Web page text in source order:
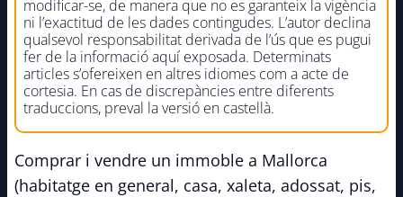
modificar-se, de manera que no es garanteix la vigència
ni l’exactitud de les dades contingudes. L’autor declina
qualsevol responsabilitat derivada de l’ús que es pugui
fer de la informació aquí exposada. Determinats
articles s’ofereixen en altres idiomes com a acte de
cortesia. En cas de discrepàncies entre diferents
traduccions, preval la versió en castellà.
Comprar i vendre un immoble a Mallorca
(habitatge en general, casa, xaleta, adossat, pis,